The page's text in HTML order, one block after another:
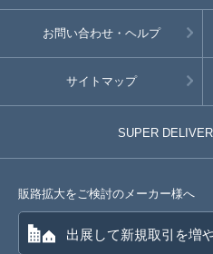
お問い合わせ・ヘルプ
サイトマップ
SUPER
販路拡大をご検討のメーカー様へ
出展して新規取引を増